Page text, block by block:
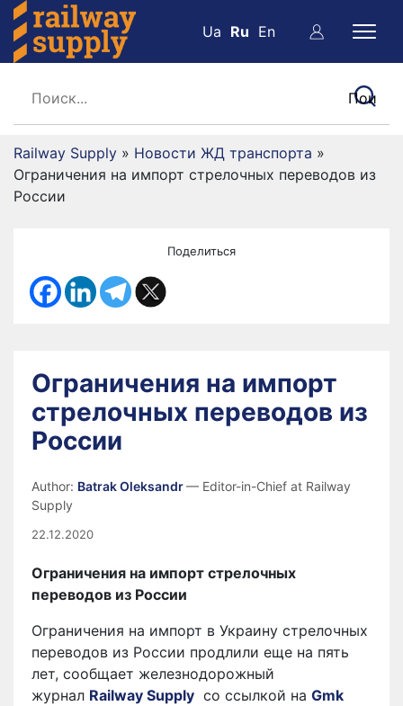
Ua Ru En
Railway Supply » Новости ЖД транспорта »
Ограничения на импорт стрелочных переводов из
России
Поделиться
Ограничения на импорт
стрелочных переводов из
России
Author: Batrak Oleksandr— Editor-in-Chief at Railway
Supply
22.12.2020
Ограничения на импорт стрелочных
переводов из России
Ограничения на импорт в Украину стрелочных
переводов из России продлили еще на пять
лет, сообщает железнодорожный
журнал Railway Supply со ссылкой на Gmk